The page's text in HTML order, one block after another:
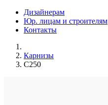
Дизайнерам
Юр. лицам и строителям
Контакты
Карнизы
C250